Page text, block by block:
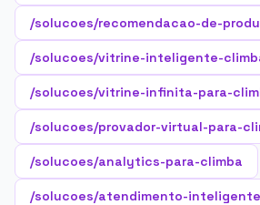
/solucoes/recomendacao-de-
/solucoes/vitrine-inteligente-
/solucoes/vitrine-infinita-para-
/solucoes/provador-virtual-para-
/solucoes/analytics-para-climba
/solucoes/atendimento-